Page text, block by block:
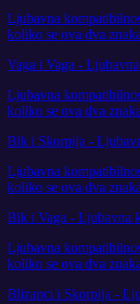
Ljubavna
koliko se ova dva
Vaga i Vaga -
Ljubavna
koliko se ova dva
Bik i Skorpija -
Ljubavna
koliko se ova dva
Bik i Vaga - Ljubavna
Ljubavna
koliko se ova dva
Blizanci i Skorpija -